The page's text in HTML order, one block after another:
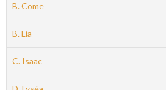
B. Come
B. Lia
C. Isaac